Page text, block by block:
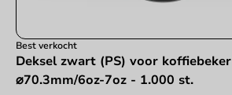
Best verkocht
Deksel zwart (PS) voor koffiebeker
⌀70.3mm/6oz-7oz - 1.000 st.